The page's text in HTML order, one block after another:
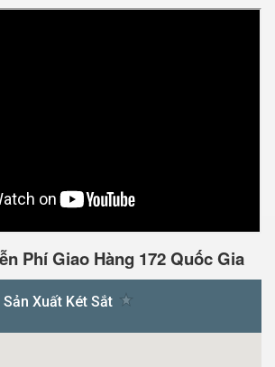
Phí Giao Hàng 172 Quốc Gia